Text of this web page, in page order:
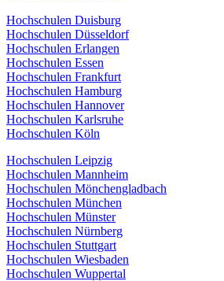
Hochschulen Duisburg
Hochschulen Düsseldorf
Hochschulen Erlangen
Hochschulen Essen
Hochschulen Frankfurt
Hochschulen Hamburg
Hochschulen Hannover
Hochschulen Karlsruhe
Hochschulen Köln
Hochschulen Leipzig
Hochschulen Mannheim
Hochschulen Mönchengladbach
Hochschulen München
Hochschulen Münster
Hochschulen Nürnberg
Hochschulen Stuttgart
Hochschulen Wiesbaden
Hochschulen Wuppertal